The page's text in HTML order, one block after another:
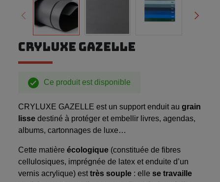
CRYLUXE GAZELLE
Ce produit est disponible
CRYLUXE GAZELLE est un support enduit augrain
lisse destiné à protéger et embellir livres, agendas,
albums, cartonnages de luxe…
Cette matièreécologique (constituée de fibres
cellulosiques, imprégnée de latex et enduite d’un
vernis acrylique) esttrès souple : ellese travaille